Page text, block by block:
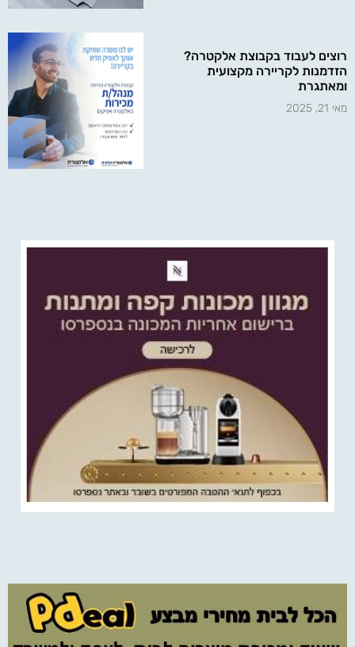
רוצים לעבוד בקבוצת אלקטרה?
הזדמנות לקריירה מקצועית
ומאתגרת
מאי 21, 2025